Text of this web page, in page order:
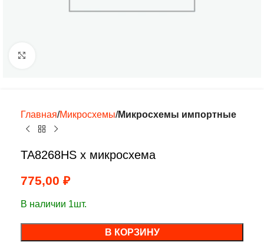
Главная Микросхемы Микросхемы импортные
TA8268HS х микросхема
775,00 ₽
В наличии 1шт.
В КОРЗИНУ